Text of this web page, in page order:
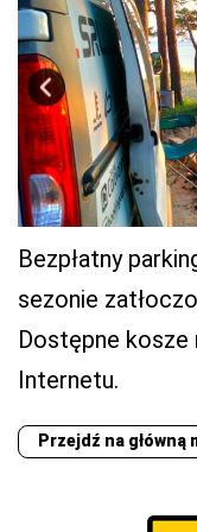
Bezpłatny
sezonie
Dostępne kosze
Internetu.
Przejdź na główną